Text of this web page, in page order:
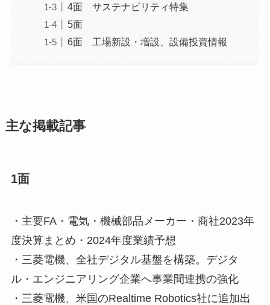
4面 サステナビリティ特集
5面
6面 工場新設・増設、設備投資情報
主な掲載記事
1面
・主要FA・電気・機械部品メーカー・商社2023年
度決算まとめ・2024年度業績予想
・三菱電機、全社デジタル基盤を構築。デジタ
ル・エンジニアリング企業へ事業間連携の強化
・三菱電機、米国のRealtime Robotics社に追加出